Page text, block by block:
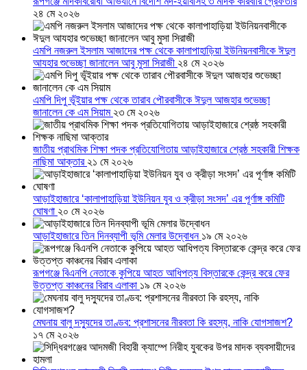
২৪ মে ২০২৬
এমপি নজরুল ইসলাম আজাদের পক্ষ থেকে কালাপাহাড়িয়া ইউনিয়নবাসীকে ঈদুল
আযহার শুভেচ্ছা জানালেন আবু মুসা সিরাজী ২৪ মে ২০২৬
এমপি দিপু ভূঁইয়ার পক্ষ থেকে তারাব পৌরবাসীকে ঈদুল আজহার শুভেচ্ছা
জানালেন কে এম সিয়াম ২৩ মে ২০২৬
জাতীয় প্রাথমিক শিক্ষা পদক প্রতিযোগিতায় আড়াইহাজারে শ্রেষ্ঠ সহকারী শিক্ষক
নাছিমা আক্তার ২১ মে ২০২৬
আড়াইহাজারে ‘কালাপাহাড়িয়া ইউনিয়ন যুব ও ক্রীড়া সংসদ’ এর পূর্ণাঙ্গ কমিটি
ঘোষণা ২০ মে ২০২৬
আড়াইহাজারে তিন দিনব্যাপী ভূমি মেলার উদ্বোধন ১৯ মে ২০২৬
রূপগঞ্জে বিএনপি নেতাকে কুপিয়ে আহত আধিপত্য বিস্তারকে কেন্দ্র করে ফের
উত্তপ্ত কাঞ্চনের বিরাব এলাকা ১৯ মে ২০২৬
মেঘনায় বালু দস্যুদের তাণ্ডব: প্রশাসনের নীরবতা কি রহস্য, নাকি যোগসাজশ?
১৭ মে ২০২৬